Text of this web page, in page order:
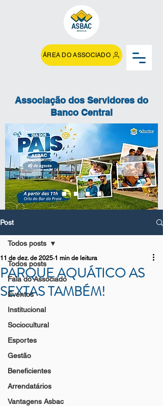
ÁREA DO ASSOCIADO
Associação dos Servidores do
Banco Central
Post
Todos posts
Fala do Associado
Eventos
Institucional
Sociocultural
Esportes
Gestão
Beneficientes
Arrendatários
Vantagens Asbac
Todos posts
PARQUE AQUÁTICO AS
SEXTAS TAMBÉM!
11 de dez. de 2025 1 min de leitura